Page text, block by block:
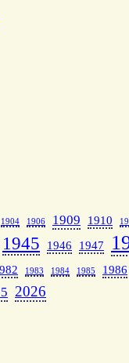
1904 1906 1909 1910
1945 1946 1947
1983 1984 1985 1986
2026